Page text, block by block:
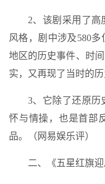
2、该剧采用了高
风格，剧中涉及580
地区的历史事件、时
实，又再现了当时的
3、它除了还原历
怀与情操，也是首部
品。（网易娱乐评）
二、《五星红旗